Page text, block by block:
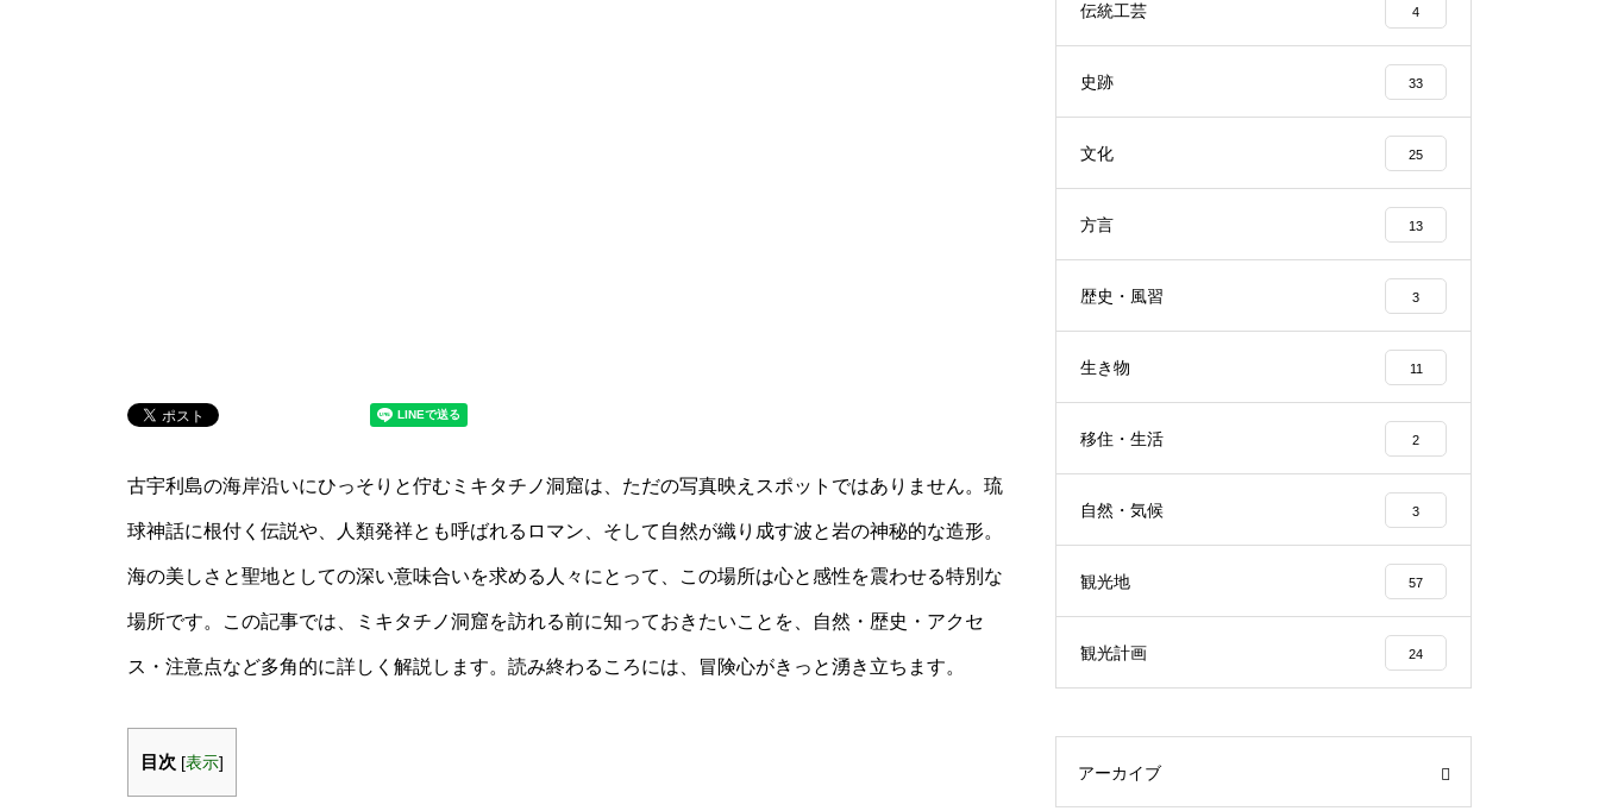
古宇利島の海岸沿いにひっそりと佇むミキタチノ洞窟は、ただの写真映えスポットではありません。琉
球神話に根付く伝説や、人類発祥とも呼ばれるロマン、そして自然が織り成す波と岩の神秘的な造形。
海の美しさと聖地としての深い意味合いを求める人々にとって、この場所は心と感性を震わせる特別な
場所です。この記事では、ミキタチノ洞窟を訪れる前に知っておきたいことを、自然・歴史・アクセ
ス・注意点など多角的に詳しく解説します。読み終わるころには、冒険心がきっと湧き立ちます。
目次 [表示]
伝統工芸 4
史跡 33
文化 25
方言 13
歴史・風習 3
生き物 11
移住・生活 2
自然・気候 3
観光地 57
観光計画 24
アーカイブ